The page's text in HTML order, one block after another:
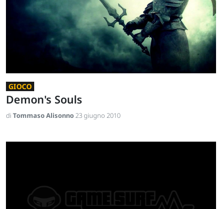
GIOCO
Demon's Souls
di Tommaso Alisonno23 giugno 2010